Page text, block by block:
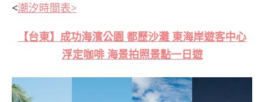
<潮汐時間表>
【台東】成功海濱公園 都歷沙灘 東海岸遊客中心
浮定咖啡 海景拍照景點一日遊